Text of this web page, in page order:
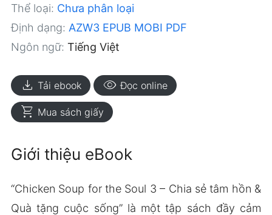
Thể loại: Chưa phân loại
Định dạng: AZW3 EPUB MOBI PDF
Ngôn ngữ: Tiếng Việt
download Tải ebook visibility Đọc online
shopping_cart Mua sách giấy
Giới thiệu eBook
“Chicken Soup for the Soul 3 – Chia sẻ tâm hồn &
Quà tặng cuộc sống” là một tập sách đầy cảm